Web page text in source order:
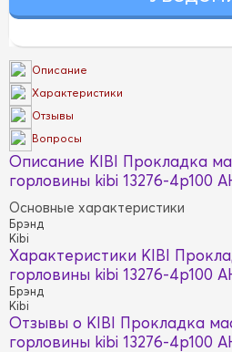
Описание
Характеристики
Отзывы
Вопросы
Описание KIBI Прокладка
горловины kibi 13276-4p100
Основные характеристики
Брэнд
Kibi
Характеристики KIBI
горловины kibi 13276-4p100
Брэнд
Kibi
Отзывы о KIBI Прокладка
горловины kibi 13276-4p100